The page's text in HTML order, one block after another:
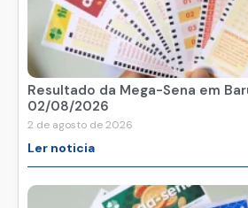
Resultado da Mega-Sena em
02/08/2026
2 de agosto de 2026
Ler noticia